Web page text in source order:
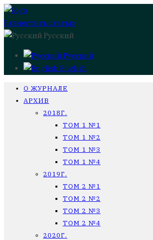
Разместить статью
Русский
Русский
English
О ЖУРНАЛЕ
АРХИВ
2018Г.
ТОМ 1 №1
ТОМ 1 №2
ТОМ 1 №3
ТОМ 1 №4
2019Г.
ТОМ 2 №1
ТОМ 2 №2
ТОМ 2 №3
ТОМ 2 №4
2020Г.